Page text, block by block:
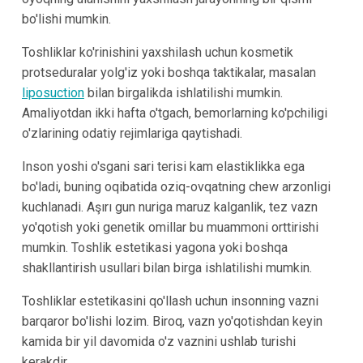
bo'lishi mumkin.
Toshliklar ko'rinishini yaxshilash uchun kosmetik
protseduralar yolg'iz yoki boshqa taktikalar, masalan
liposuctionbilan birgalikda ishlatilishi mumkin.
Amaliyotdan ikki hafta o'tgach, bemorlarning ko'pchiligi
o'zlarining odatiy rejimlariga qaytishadi.
Inson yoshi o'sgani sari terisi kam elastiklikka ega
bo'ladi, buning oqibatida oziq-ovqatning chew arzonligi
kuchlanadi. Aşırı gun nuriga maruz kalganlik, tez vazn
yo'qotish yoki genetik omillar bu muammoni orttirishi
mumkin. Toshlik estetikasi yagona yoki boshqa
shakllantirish usullari bilan birga ishlatilishi mumkin.
Toshliklar estetikasini qo'llash uchun insonning vazni
barqaror bo'lishi lozim. Biroq, vazn yo'qotishdan keyin
kamida bir yil davomida o'z vaznini ushlab turishi